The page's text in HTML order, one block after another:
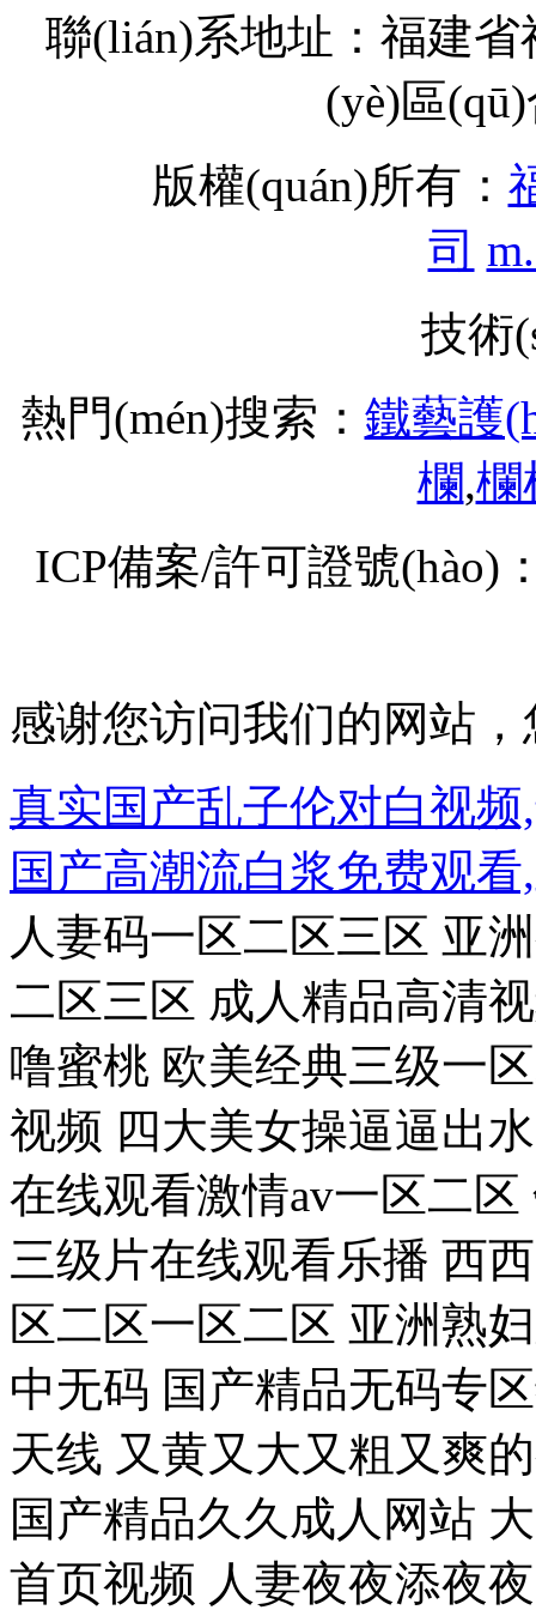
聯(lián)系地址：福建
(yè)區
版權(quán)所有：
司
技術
熱門(mén)搜索： 鐵藝護
欄,欄
ICP備案/許可證號(hào)
感谢您访问我们的网站
真实国产乱子伦对白视
国产高潮流白浆免费观